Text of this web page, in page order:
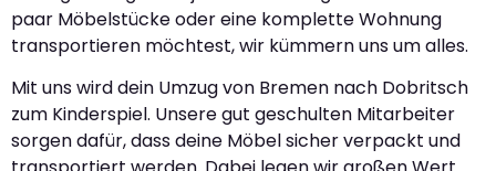
paar Möbelstücke oder eine komplette Wohnung
transportieren möchtest, wir kümmern uns um alles.
Mit uns wird dein Umzug von Bremen nach Dobritsch
zum Kinderspiel. Unsere gut geschulten Mitarbeiter
sorgen dafür, dass deine Möbel sicher verpackt und